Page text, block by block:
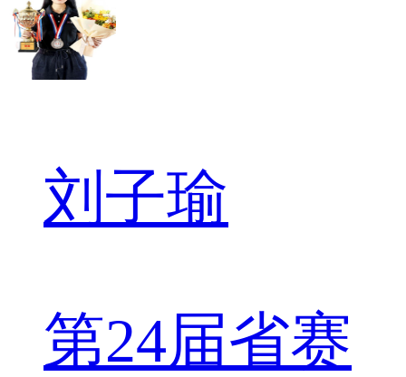
刘子瑜
第24届省赛